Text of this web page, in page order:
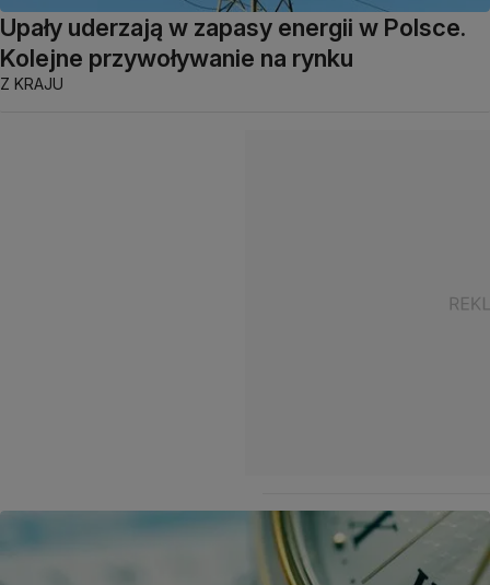
Upały uderzają w zapasy energii w Polsce.
Kolejne przywoływanie na rynku
Z KRAJU